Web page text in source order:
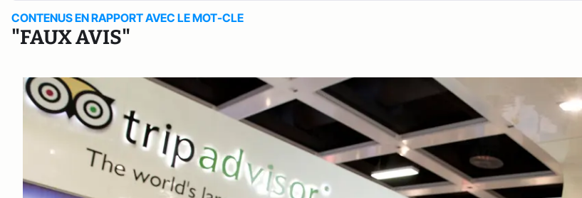
CONTENUS EN RAPPORT AVEC LE MOT-CLE
"FAUX AVIS"